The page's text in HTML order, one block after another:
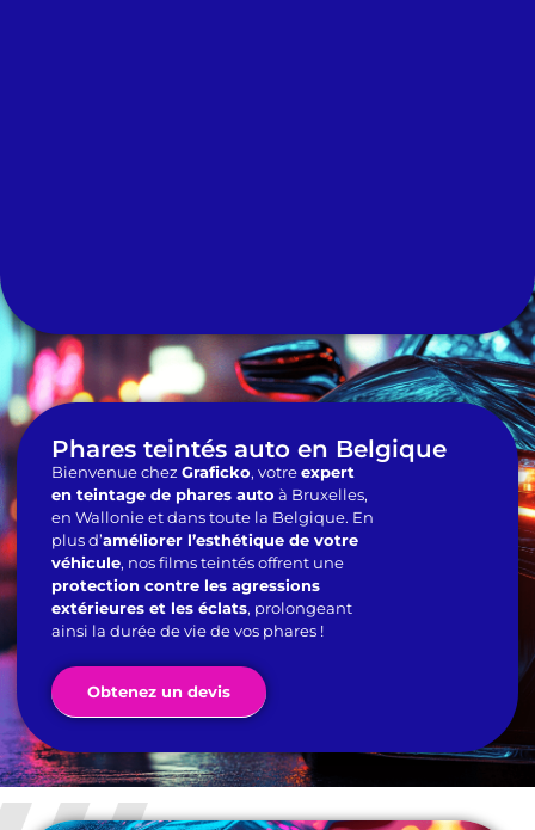
Phares teintés auto en Belgique
Bienvenue chezGraficko, votreexpert
en teintage de phares auto à Bruxelles,
en Wallonie et dans toute la Belgique. En
plus d’améliorer l’esthétique de votre
véhicule, nos films teintés offrent une
protection contre les agressions
extérieures et les éclats, prolongeant
ainsi la durée de vie de vos phares !
Obtenez un devis